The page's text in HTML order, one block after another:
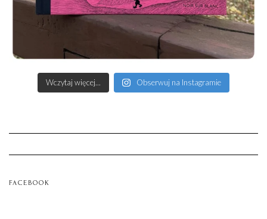
Wczytaj więcej... Obserwuj na Instagramie
FACEBOOK